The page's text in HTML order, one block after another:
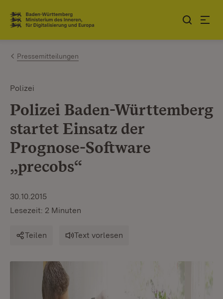
Zum Inhalt springen
Link zur Startseite
Pressemitteilungen
Polizei
Polizei Baden-Württemberg
startet Einsatz der
Prognose-Software
„precobs“
30.10.2015
Lesezeit: 2 Minuten
Teilen Text vorlesen